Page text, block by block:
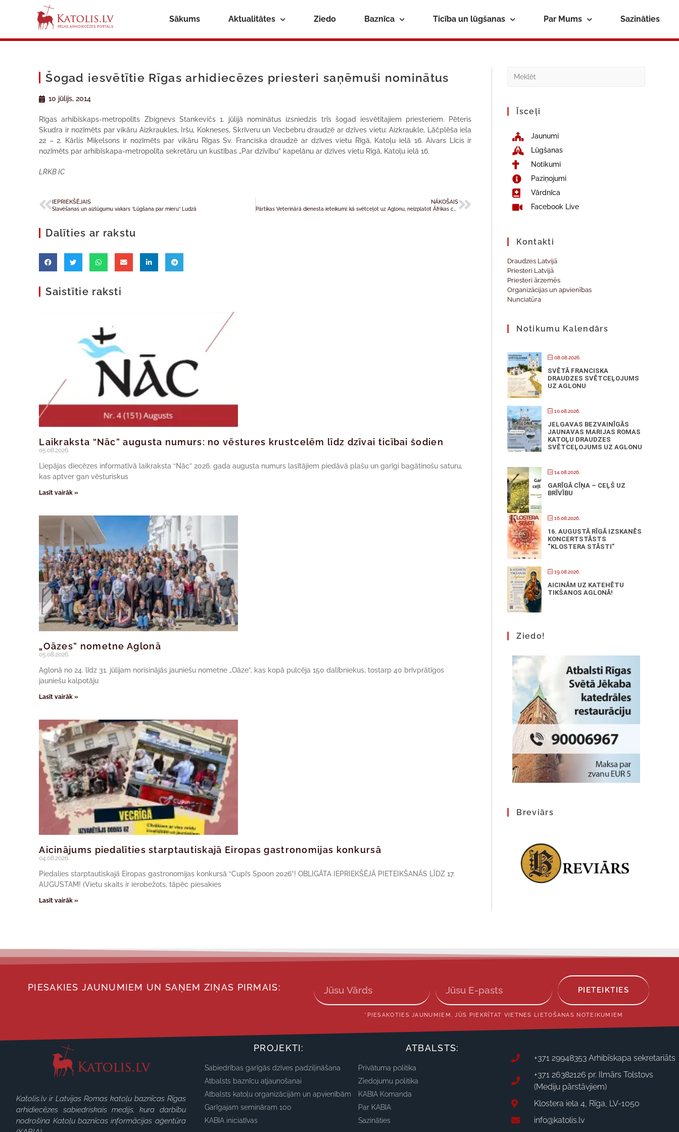
Sākums Aktualitātes Ziedo Baznīca Ticība un lūgšanas Par Mums Sazināties
Šogad iesvētītie Rīgas arhidiecēzes priesteri saņēmuši nominātus
10 jūlijs, 2014
Rīgas arhibīskaps-metropolīts Zbigņevs Stankevičs 1. jūlijā nominātus izsniedzis trīs šogad iesvētītajiem priesteriem. Pēteris
Skudra ir nozīmēts par vikāru Aizkraukles, Iršu, Kokneses, Skrīveru un Vecbebru draudzē ar dzīves vietu: Aizkraukle, Lāčplēša iela
22 – 2. Kārlis Miķelsons ir nozīmēts par vikāru Rīgas Sv. Franciska draudzē ar dzīves vietu Rīgā, Katoļu ielā 16. Aivars Līcis ir
nozīmēts par arhibīskapa-metropolīta sekretāru un kustības „Par dzīvību” kapelānu ar dzīves vietu Rīgā, Katoļu ielā 16.
LRKB IC
IEPRIEKŠĒJAIS
Slavēšanas un aizlūgumu vakars “Lūgšana par mieru” Ludzā
NĀKOŠAIS
Dalīties ar rakstu
Saistītie raksti
Laikraksta “Nāc” augusta numurs: no vēstures krustcelēm līdz dzīvai ticībai šodien
05.08.2026.
Liepājas diecēzes informatīvā laikraksta “Nāc” 2026. gada augusta numurs lasītājiem piedāvā plašu un garīgi bagātinošu saturu,
kas aptver gan vēsturiskus
Lasīt vairāk »
„Oāzes” nometne Aglonā
05.08.2026.
Aglonā no 24. līdz 31. jūlijam norisinājās jauniešu nometne „Oāze”, kas kopā pulcēja 150 dalībniekus, tostarp 40 brīvprātīgos
jauniešu kalpotāju
Lasīt vairāk »
Aicinājums piedalīties starptautiskajā Eiropas gastronomijas konkursā
04.08.2026.
Piedalies starptautiskajā Eiropas gastronomijas konkursā “Cupi’s Spoon 2026”! OBLIGĀTA IEPRIEKŠĒJĀ PIETEIKŠANĀS LĪDZ 17.
AUGUSTAM! (Vietu skaits ir ierobežots, tāpēc piesakies
Lasīt vairāk »
Īsceļi
Jaunumi
Lūgšanas
Notikumi
Paziņojumi
Vārdnīca
Facebook Live
Kontakti
Draudzes Latvijā
Priesteri Latvijā
Priesteri ārzemēs
Organizācijas un apvienības
Nunciatūra
Notikumu Kalendārs
08.08.2026.
SVĒTĀ FRANCISKA
DRAUDZES SVĒTCEĻOJUMS
UZ AGLONU
10.08.2026.
JELGAVAS BEZVAINĪGĀS
JAUNAVAS MARIJAS ROMAS
KATOĻU DRAUDZES
SVĒTCEĻOJUMS UZ AGLONU
14.08.2026.
GARĪGĀ CĪŅA – CEĻŠ UZ
BRĪVĪBU
16.08.2026.
16. AUGUSTĀ RĪGĀ IZSKANĒS
KONCERTSTĀSTS
“KLOSTERA STĀSTI”
19.08.2026.
AICINĀM UZ KATEHĒTU
TIKŠANOS AGLONĀ!
Ziedo!
Breviārs
PIESAKIES JAUNUMIEM UN SAŅEM ZIŅAS PIRMAIS: PIETEIKTIES
*PIESAKOTIES JAUNUMIEM, JŪS PIEKRĪTAT VIETNES LIETOŠANAS NOTEIKUMIEM
Katolis.lv ir Latvijas Romas katoļu baznīcas Rīgas
arhidiecēzes sabiedriskais medijs, kura darbību
nodrošina Katoļu baznīcas informācijas aģentūra
PROJEKTI:
Sabiedrības garīgās dzīves padziļināšana
Atbalsts baznīcu atjaunošanai
Atbalsts katoļu organizācijām un apvienībām
Garīgajam semināram 100
KABIA iniciatīvas
ATBALSTS:
Privātuma politika
Ziedojumu politika
KABIA Komanda
Par KABIA
Sazināties
+371 29948353 Arhibīskapa sekretariāts
+371 26382126 pr. Ilmārs Tolstovs
(Mediju pārstāvjiem)
Klostera iela 4, Rīga, LV-1050
info@katolis.lv